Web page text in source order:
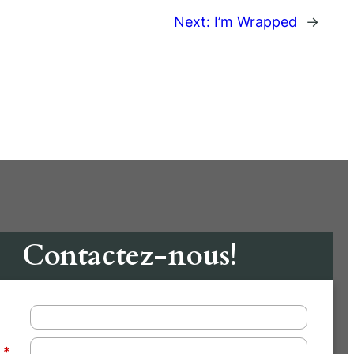
Next: I’m Wrapped →
Contactez-nous!